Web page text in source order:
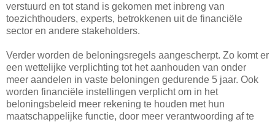
verstuurd en tot stand is gekomen met inbreng van
toezichthouders, experts, betrokkenen uit de financiële
sector en andere stakeholders.
Verder worden de beloningsregels aangescherpt. Zo komt er
een wettelijke verplichting tot het aanhouden van onder
meer aandelen in vaste beloningen gedurende 5 jaar. Ook
worden financiële instellingen verplicht om in het
beloningsbeleid meer rekening te houden met hun
maatschappelijke functie, door meer verantwoording af te